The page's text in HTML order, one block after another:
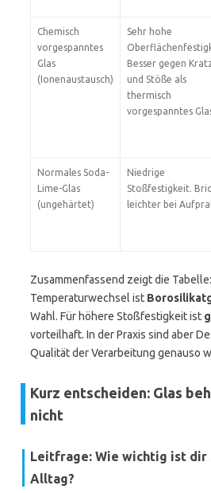
Chemisch
vorgespanntes
Glas
(Ionenaustausch)
Sehr hohe
Besser gegen
und Stöße als
thermisch
vorgespanntes
Normales Soda-
Lime-Glas
(ungehärtet)
Niedrige
Stoßfestigkeit.
leichter bei
Zusammenfassend zeigt die
Temperaturwechsel ist
Wahl. Für höhere Stoßfestigkeit ist
vorteilhaft. In der Praxis sind aber
Qualität der Verarbeitung genauso
Kurz entscheiden: Glas
nicht
Leitfrage: Wie wichtig ist dir
Alltag?